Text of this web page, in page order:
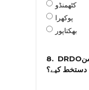
کٹھمنڈو
پوکھرا
بھکتاپور
8. DRDOکی تیار کردہ ایئر انڈیپنڈنٹ پروپلشن (AIP) سسٹم کے لیے وزارت دفاع نے 1,990 کروڑ روپے کے معاہدے پر کس
دستخط کیے؟